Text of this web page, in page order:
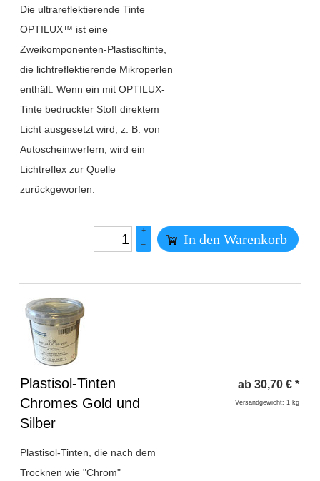
Die ultrareflektierende Tinte
OPTILUX™ ist eine
Zweikomponenten-Plastisoltinte,
die lichtreflektierende Mikroperlen
enthält. Wenn ein mit OPTILUX-
Tinte bedruckter Stoff direktem
Licht ausgesetzt wird, z. B. von
Autoscheinwerfern, wird ein
Lichtreflex zur Quelle
zurückgeworfen.
+
–
In den Warenkorb
Überschrift
1
Plastisol-Tinten
Chromes Gold und
Silber
Plastisol-Tinten, die nach dem
Trocknen wie "Chrom"
ab 30,70 € *
Versandgewicht: 1 kg